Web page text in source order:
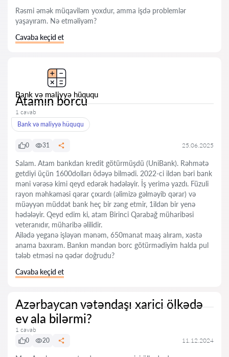
Rəsmi əmək müqaviləm yoxdur, amma işdə problemlər
yaşayıram. Nə etməliyəm?
Cavaba keçid et
Bank və maliyyə hüququ
Atamın borcu
1 cavab
Bank və maliyyə hüququ
0 31 25.06.2025
Salam. Atam bankdan kredit götürmüşdü (UniBank). Rəhmətə
getdiyi üçün 1600dolları ödəyə bilmədi. 2022-ci ildən bəri bank
məni vərəsə kimi qeyd edərək hədələyir. İş yerimə yazdı. Füzuli
rayon məhkəməsi qərar çıxardı (əlimizə gəlməyib qərar) və
müəyyən müddət bank heç bir zəng etmir, 1ildən bir yenə
hədələyir. Qeyd edim ki, atam Birinci Qarabağ müharibəsi
veteranıdır, müharibə əlilidir.
Ailədə yeganə işləyən mənəm, 650manat maaş alıram, xəstə
anama baxıram. Bankın məndən borc götürmədiyim halda pul
tələb etməsi nə qədər doğrudu?
Cavaba keçid et
Azərbaycan vətəndaşı xarici ölkədə
ev ala bilərmi?
1 cavab
0
20 11.12.2024